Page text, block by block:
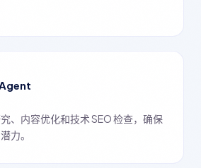
、内容优化和技术 SEO 检查，确保
力。